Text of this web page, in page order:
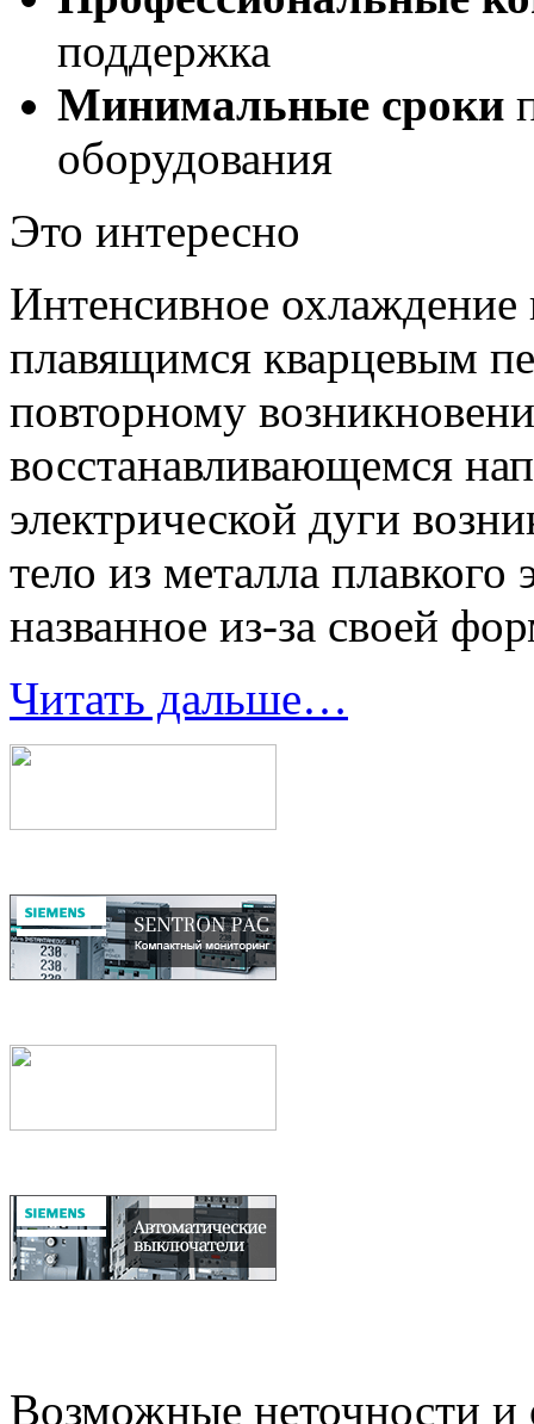
поддержка
Минимальные сроки
оборудования
Это интересно
Интенсивное охлаждение
плавящимся кварцевым
повторному
восстанавливающемся
электрической дуги
тело из металла
названное из-за своей
Читать дальше…
Возможные неточности и